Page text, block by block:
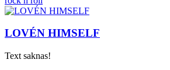
LOVÉN HIMSELF
Text saknas!